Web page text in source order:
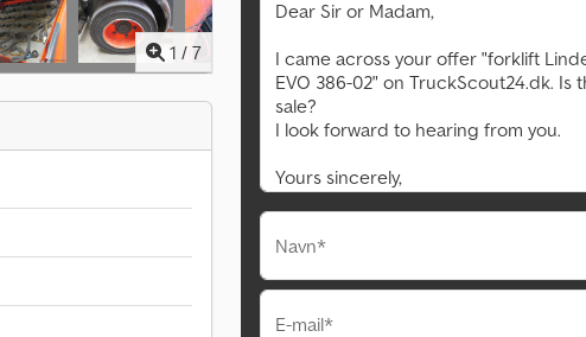
1 / 7
Navn*
E-mail*